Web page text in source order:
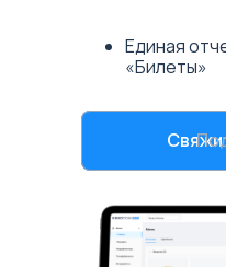
Единая
«Билеты»
поддержки